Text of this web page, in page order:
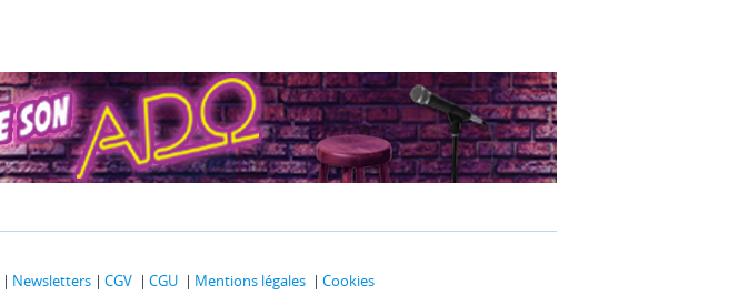
Newsletters CGV CGU Mentions légales Cookies